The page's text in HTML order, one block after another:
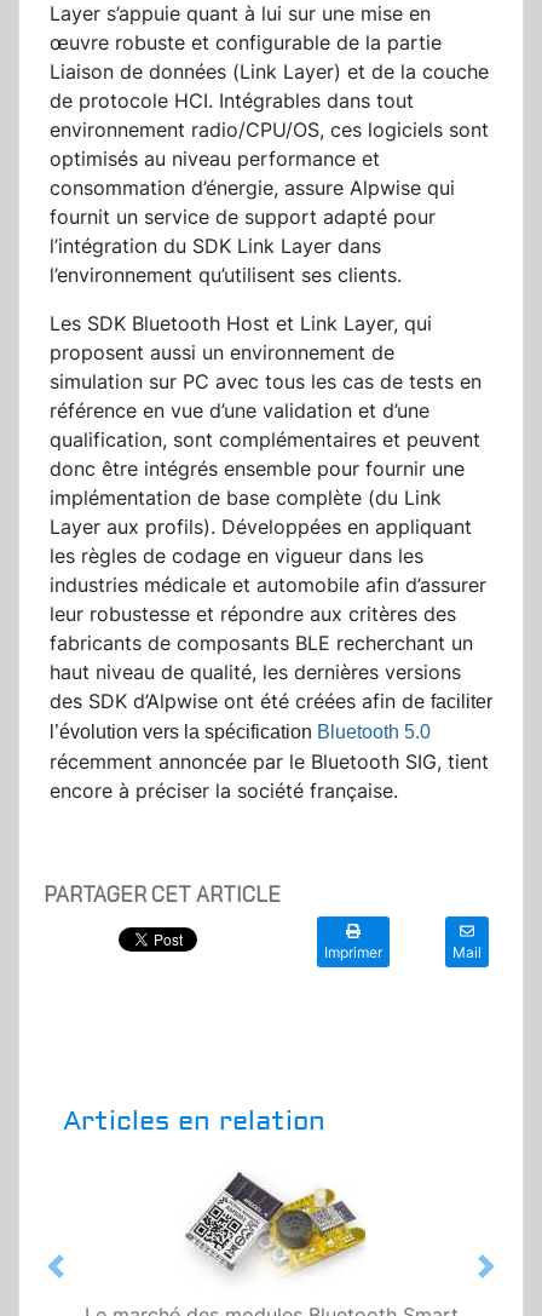
Layer s’appuie quant à lui sur une mise en
œuvre robuste et configurable de la partie
Liaison de données (Link Layer) et de la couche
de protocole HCI. Intégrables dans tout
environnement radio/CPU/OS, ces logiciels sont
optimisés au niveau performance et
consommation d’énergie, assure Alpwise qui
fournit un service de support adapté pour
l’intégration du SDK Link Layer dans
l’environnement qu’utilisent ses clients.
Les SDK Bluetooth Host et Link Layer, qui
proposent aussi un environnement de
simulation sur PC avec tous les cas de tests en
référence en vue d’une validation et d’une
qualification, sont complémentaires et peuvent
donc être intégrés ensemble pour fournir une
implémentation de base complète (du Link
Layer aux profils). Développées en appliquant
les règles de codage en vigueur dans les
industries médicale et automobile afin d’assurer
leur robustesse et répondre aux critères des
fabricants de composants BLE recherchant un
haut niveau de qualité, les dernières versions
des SDK d’Alpwise ont été créées afin de faciliter
l’évolution vers la spécification Bluetooth 5.0
récemment annoncée par le Bluetooth SIG, tient
encore à préciser la société française.
PARTAGER CET ARTICLE
Imprimer Mail
Articles en relation
Previous Next